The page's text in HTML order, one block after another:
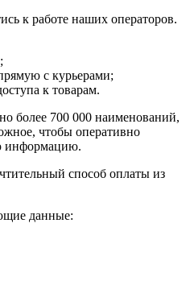
к работе наших операторов.
с курьерами;
к товарам.
более 700 000 наименований,
чтобы оперативно
информацию.
способ оплаты из
данные: